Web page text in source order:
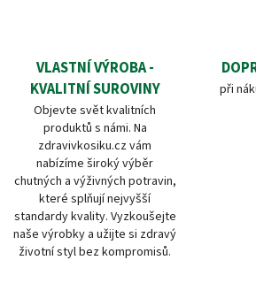
VLASTNÍ VÝROBA -
KVALITNÍ SUROVINY
Objevte svět kvalitních
produktů s námi. Na
zdravivkosiku.cz vám
nabízíme široký výběr
chutných a výživných potravin,
které splňují nejvyšší
standardy kvality. Vyzkoušejte
naše výrobky a užijte si zdravý
životní styl bez kompromisů.
při